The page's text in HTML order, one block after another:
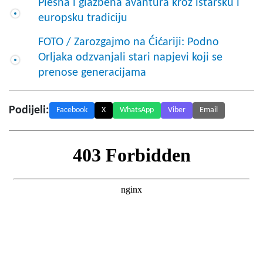
Plesna i glazbena avantura kroz istarsku i
europsku tradiciju
FOTO / Zarozgajmo na Ćićariji: Podno
Orljaka odzvanjali stari napjevi koji se
prenose generacijama
Podijeli: Facebook X WhatsApp Viber Email